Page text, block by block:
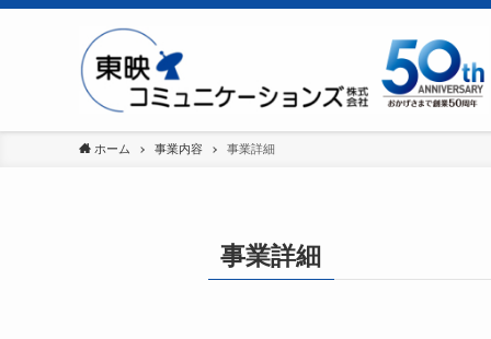
ホーム 事業内容 事業詳細
事業詳細